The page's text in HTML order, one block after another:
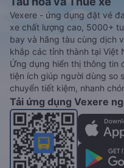
Vexere - ứng dụng đặt vé
xe chất lượng cao, 5000+
bay và hãng tàu cùng dịch
khắp các tỉnh thành tại Việt
Ứng dụng hiển thị thông tin
tiện ích giúp người dùng so
chuyển tiết kiệm, nhanh
Tải ứng dụng Vexere